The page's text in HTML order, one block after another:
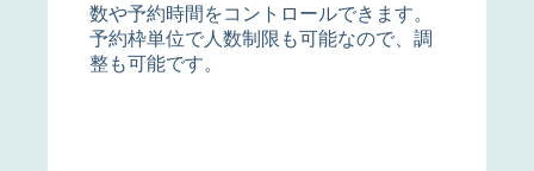
数や予約時間をコントロールできます。
予約枠単位で人数制限も可能なので、調
整も可能です。